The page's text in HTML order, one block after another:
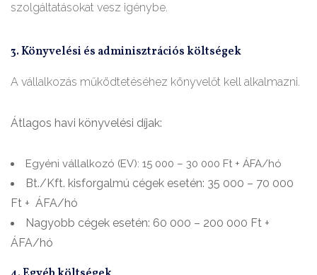
szolgáltatásokat vesz igénybe.
3. Könyvelési és adminisztrációs költségek
A vállalkozás működtetéséhez könyvelőt kell alkalmazni.
Átlagos havi könyvelési díjak:
Egyéni vállalkozó (EV): 15 000 – 30 000 Ft + ÁFA/hó
Bt./Kft. kisforgalmú cégek esetén: 35 000 – 70 000
Ft + ÁFA/hó
Nagyobb cégek esetén: 60 000 – 200 000 Ft +
ÁFA/hó